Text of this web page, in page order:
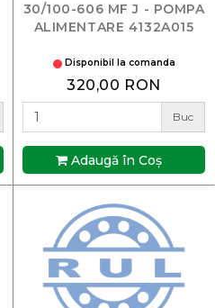
30/100-606 MF J - POMPA
ALIMENTARE 4132A015
Disponibil la comanda
320,00 RON
Buc
Adaugă în Coş